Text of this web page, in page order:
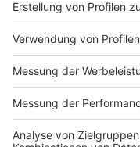
Impressum
Nutzungsbedingungen